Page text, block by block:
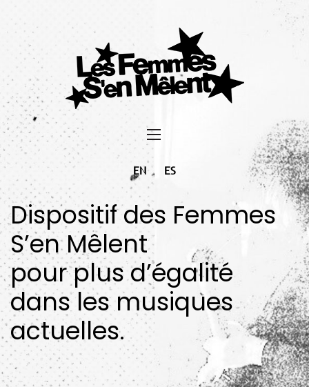
EN ES
Dispositif des Femmes
S’en Mêlent
pour plus d’égalité
dans les musiques
actuelles.